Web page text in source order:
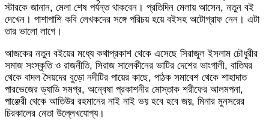
স্টারকে জানান, মেলা শেষ পর্যন্ত থাকবেন। প্রতিদিন মেলায় আসেন, নতুন বই
দেখেন। পাশাপাশি কবি লেখকদের সঙ্গে পরিচয় হয়ে বইসহ অটোগ্রাফ নেন। এটা
তার ভালো লাগে।
আজকের নতুন বইয়ের মধ্যে কথাপ্রকাশ থেকে এসেছে সিরাজুল ইসলাম চৌধুরীর
সমাজ সংস্কৃতি ও রাজনীতি, সিরাজ সালেকীনের ভাটির দেশের ভাংগালী, বাতিঘর
থেকে বাদল সৈয়দের বুড়ো নদীটির পায়ের কাছে, পাঠক সমাবেশ থেকে শাহাদাত
পারভেজের ড্যাডি সমগ্র, অন্বেষা প্রকাশনীর মোস্তাক শরীফের আলমপনা,
পাঞ্জেরী থেকে আতিউর রহমানের নাই নাই ভয় হবে হবে জয়, মিনার মুনসরের
চিরকালের নেতা উল্লেখযোগ্য।